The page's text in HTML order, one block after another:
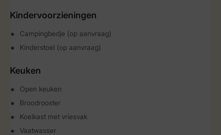
Kindervoorzieningen
Campingbedje (op aanvraag)
Kinderstoel (op aanvraag)
Keuken
Open keuken
Broodrooster
Koelkast met vriesvak
Vaatwasser